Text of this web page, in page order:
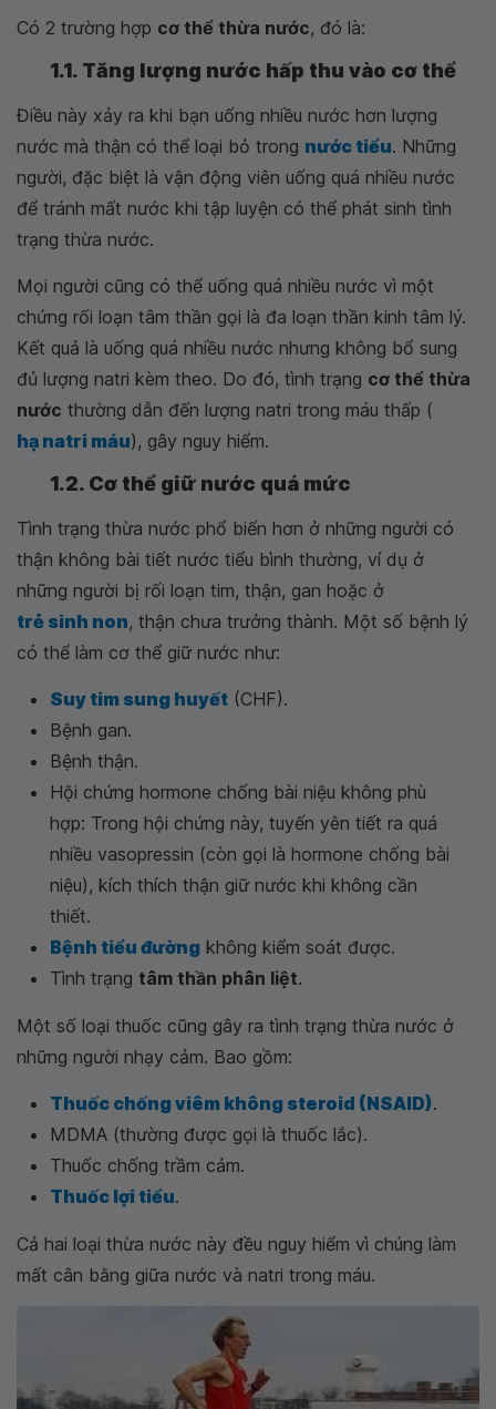
Có 2 trường hợp cơ thể thừa nước, đó là:
1.1. Tăng lượng nước hấp thu vào cơ thể
Điều này xảy ra khi bạn uống nhiều nước hơn lượng
nước mà thận có thể loại bỏ trong nước tiểu. Những
người, đặc biệt là vận động viên uống quá nhiều nước
để tránh mất nước khi tập luyện có thể phát sinh tình
trạng thừa nước.
Mọi người cũng có thể uống quá nhiều nước vì một
chứng rối loạn tâm thần gọi là đa loạn thần kinh tâm lý.
Kết quả là uống quá nhiều nước nhưng không bổ sung
đủ lượng natri kèm theo. Do đó, tình trạng cơ thể thừa
nước thường dẫn đến lượng natri trong máu thấp (
hạ natri máu), gây nguy hiểm.
1.2. Cơ thể giữ nước quá mức
Tình trạng thừa nước phổ biến hơn ở những người có
thận không bài tiết nước tiểu bình thường, ví dụ ở
những người bị rối loạn tim, thận, gan hoặc ở
trẻ sinh non, thận chưa trưởng thành. Một số bệnh lý
có thể làm cơ thể giữ nước như:
Suy tim sung huyết (CHF).
Bệnh gan.
Bệnh thận.
Hội chứng hormone chống bài niệu không phù
hợp: Trong hội chứng này, tuyến yên tiết ra quá
nhiều vasopressin (còn gọi là hormone chống bài
niệu), kích thích thận giữ nước khi không cần
thiết.
Bệnh tiểu đường không kiểm soát được.
Tình trạng tâm thần phân liệt.
Một số loại thuốc cũng gây ra tình trạng thừa nước ở
những người nhạy cảm. Bao gồm:
Thuốc chống viêm không steroid (NSAID).
MDMA (thường được gọi là thuốc lắc).
Thuốc chống trầm cảm.
Thuốc lợi tiểu.
Cả hai loại thừa nước này đều nguy hiểm vì chúng làm
mất cân bằng giữa nước và natri trong máu.